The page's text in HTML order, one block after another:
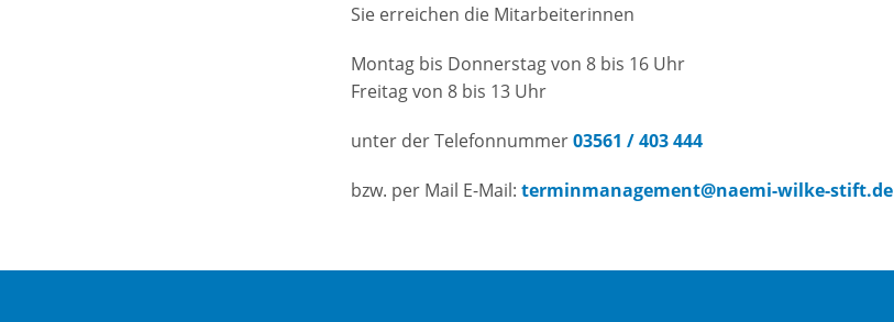
Sie erreichen die Mitarbeiterinnen
Montag bis Donnerstag von 8 bis 16 Uhr
Freitag von 8 bis 13 Uhr
unter der Telefonnummer03561 / 403 444
bzw. per Mail E-Mail:terminmanagement@naemi-wilke-stift.de